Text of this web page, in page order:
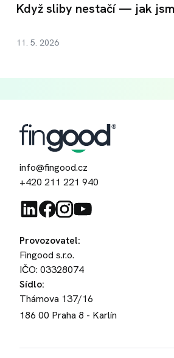
11. 5. 2026
info@fingood.cz
+420 211 221 940
Provozovatel:
Fingood s.r.o.
IČO: 03328074
Sídlo:
Thámova 137/16
186 00 Praha 8 - Karlín